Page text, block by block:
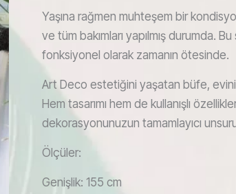
Yaşına rağmen muhteşem bir
ve tüm bakımları yapılmış durumda.
fonksiyonel olarak zamanın ötesinde.
Art Deco estetiğini yaşatan büfe,
Hem tasarımı hem de kullanışlı
dekorasyonunuzun tamamlayıcı
Ölçüler:
Genişlik: 155 cm